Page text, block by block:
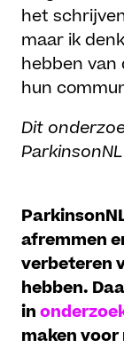
het
maar ik
hebben van
hun
Dit
ParkinsonNL
afremmen
verbeteren
hebben.
in
maken